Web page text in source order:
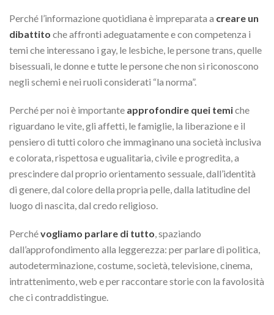
Perché l’informazione quotidiana è impreparata a creare un
dibattito che affronti adeguatamente e con competenza i
temi che interessano i gay, le lesbiche, le persone trans, quelle
bisessuali, le donne e tutte le persone che non si riconoscono
negli schemi e nei ruoli considerati “la norma”.
Perché per noi è importante approfondire quei temiche
riguardano le vite, gli affetti, le famiglie, la liberazione e il
pensiero di tutti coloro che immaginano una società inclusiva
e colorata, rispettosa e ugualitaria, civile e progredita, a
prescindere dal proprio orientamento sessuale, dall’identità
di genere, dal colore della propria pelle, dalla latitudine del
luogo di nascita, dal credo religioso.
Perchévogliamo parlare di tutto, spaziando
dall’approfondimento alla leggerezza: per parlare di politica,
autodeterminazione, costume, società, televisione, cinema,
intrattenimento, web e per raccontare storie con la favolosità
che ci contraddistingue.